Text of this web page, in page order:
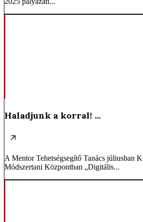
Haladjunk a korral! ...
A Mentor Tehetségsegítő Tanács júliusban
Módszertani Központban „Digitális...